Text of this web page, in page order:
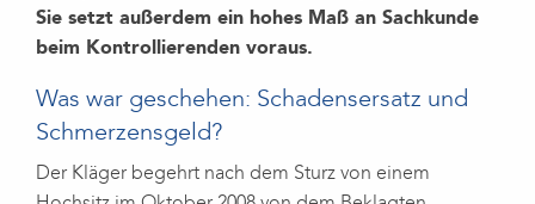
Sie setzt außerdem ein hohes Maß an Sachkunde
beim Kontrollierenden voraus.
Was war geschehen: Schadensersatz und
Schmerzensgeld?
Der Kläger begehrt nach dem Sturz von einem